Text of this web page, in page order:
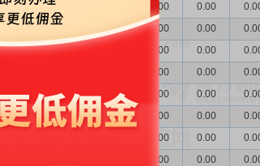
1295万 -666.9万 0.00 0.00
1144万 -85.11万 0.00 0.00 0.00
876.6万 -320.4万 0.00 0.00
0.00 0.00
1065万 -144.4万 0.00 0.00 0.00
1814万 280.7万 0.00 0.00 0.00
0.00 0.00
0.00 0.00